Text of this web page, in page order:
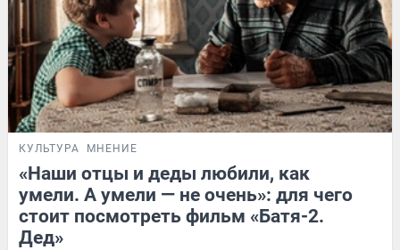
КУЛЬТУРА МНЕНИЕ
«Наши отцы и деды любили, как
умели. А умели — не очень»: для чего
стоит посмотреть фильм «Батя-2.
Дед»